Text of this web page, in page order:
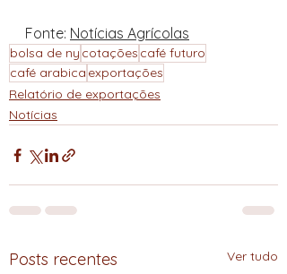
Fonte: Notícias Agrícolas
bolsa de ny cotações café futuro
café arabica exportações
Relatório de exportações
Notícias
Posts recentes Ver tudo